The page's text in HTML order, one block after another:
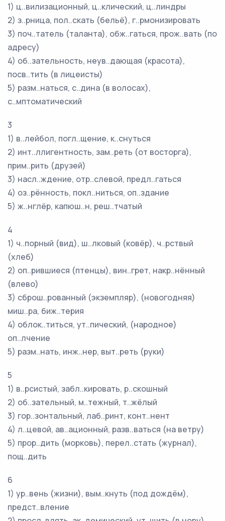
1) ц..вилизационный, ц..клический, ц..линдры
2) з..рница, пол..скать (бельё), г..рмонизировать
3) поч..татель (таланта), обж..гаться, прож..вать (по
адресу)
4) об..зательность, неув..дающая (красота),
посв..тить (в лицеисты)
5) разм..наться, с..дина (в волосах),
с..мптоматический
3
1) в..лейбол, погл..щение, к..снуться
2) инт..ллигентность, зам..реть (от восторга),
прим..рить (друзей)
3) насл..ждение, отр..слевой, предл..гаться
4) оз..рённость, покл..ниться, оп..здание
5) ж..нглёр, капюш..н, реш..тчатый
4
1) ч..порный (вид), ш..лковый (ковёр), ч..рствый
(хлеб)
2) оп..рившиеся (птенцы), вин..грет, накр..нённый
(влево)
3) сброш..рованный (экземпляр), (новогодняя)
миш..ра, биж..терия
4) облок..титься, ут..пический, (народное)
оп..лчение
5) разм..нать, инж..нер, выт..реть (руки)
5
1) в..рсистый, забл..кировать, р..скошный
2) об..зательный, м..тежный, т..жёлый
3) гор..зонтальный, лаб..ринт, конт..нент
4) л..цевой, ав..ационный, разв..ваться (на ветру)
5) прор..дить (морковь), перел..стать (журнал),
пощ..дить
6
1) ур..вень (жизни), вым..кнуть (под дождём),
предст..вление